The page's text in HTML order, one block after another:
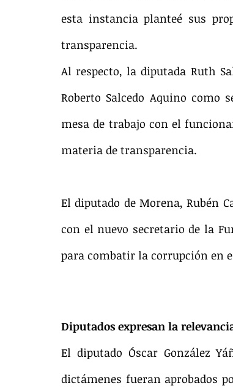
esta instancia planteé sus
transparencia.
Al respecto, la diputada Ruth
Roberto Salcedo Aquino como
mesa de trabajo con el
materia de transparencia.
El diputado de Morena, Rubén
con el nuevo secretario de la
para combatir la corrupción en
Diputados expresan la
El diputado Óscar González
dictámenes fueran aprobados